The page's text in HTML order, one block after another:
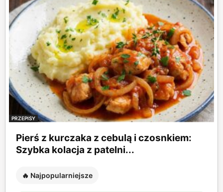
PRZEPISY
Pierś z kurczaka z cebulą i czosnkiem:
Szybka kolacja z patelni...
🔥 Najpopularniejsze